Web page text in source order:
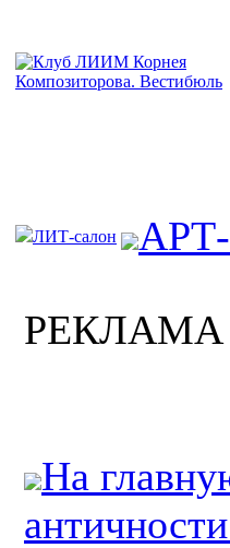
ЛИТ-салон АРТ-
РЕКЛАМА
На